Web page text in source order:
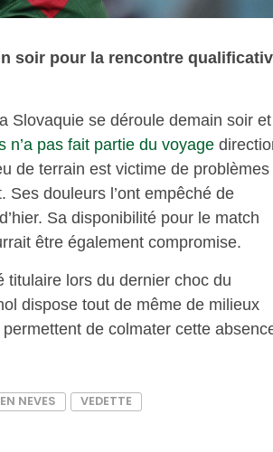
soir pour la rencontre
Slovaquie se déroule demain soir et
n’a pas fait partie du voyage
de terrain est victime de problèmes
douleurs l’ont empêché de
Sa disponibilité pour le match
être également compromise.
titulaire lors du dernier choc du
dispose tout de même de milieux
de colmater cette
NEVES VEDETTE